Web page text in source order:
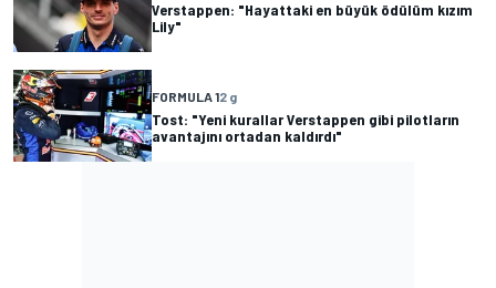
Verstappen: "Hayattaki en büyük ödülüm kızım
Lily"
FORMULA 12 g
Tost: "Yeni kurallar Verstappen gibi pilotların
avantajını ortadan kaldırdı"